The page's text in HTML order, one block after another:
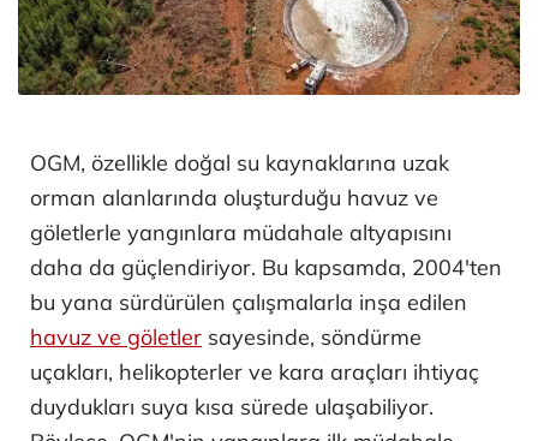
OGM, özellikle doğal su kaynaklarına uzak
orman alanlarında oluşturduğu havuz ve
göletlerle yangınlara müdahale altyapısını
daha da güçlendiriyor. Bu kapsamda, 2004'ten
bu yana sürdürülen çalışmalarla inşa edilen
havuz ve göletler sayesinde, söndürme
uçakları, helikopterler ve kara araçları ihtiyaç
duydukları suya kısa sürede ulaşabiliyor.